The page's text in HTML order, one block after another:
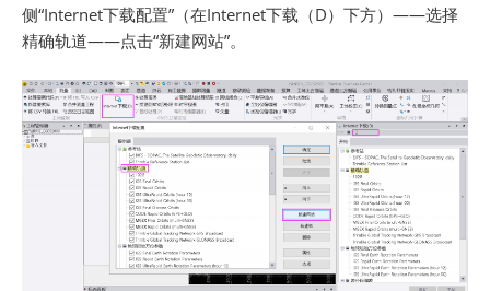
侧“Internet下载配置”（在Internet下载（D）下方）——选择
精确轨道——点击“新建网站”。